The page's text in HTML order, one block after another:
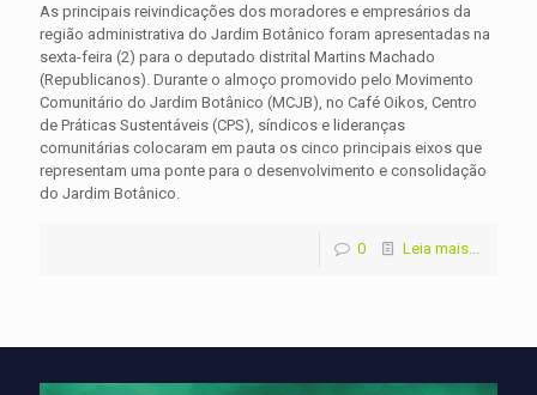
As principais reivindicações dos moradores e empresários da
região administrativa do Jardim Botânico foram apresentadas na
sexta-feira (2) para o deputado distrital Martins Machado
(Republicanos). Durante o almoço promovido pelo Movimento
Comunitário do Jardim Botânico (MCJB), no Café Oikos, Centro
de Práticas Sustentáveis (CPS), síndicos e lideranças
comunitárias colocaram em pauta os cinco principais eixos que
representam uma ponte para o desenvolvimento e consolidação
do Jardim Botânico.
0 Leia mais...